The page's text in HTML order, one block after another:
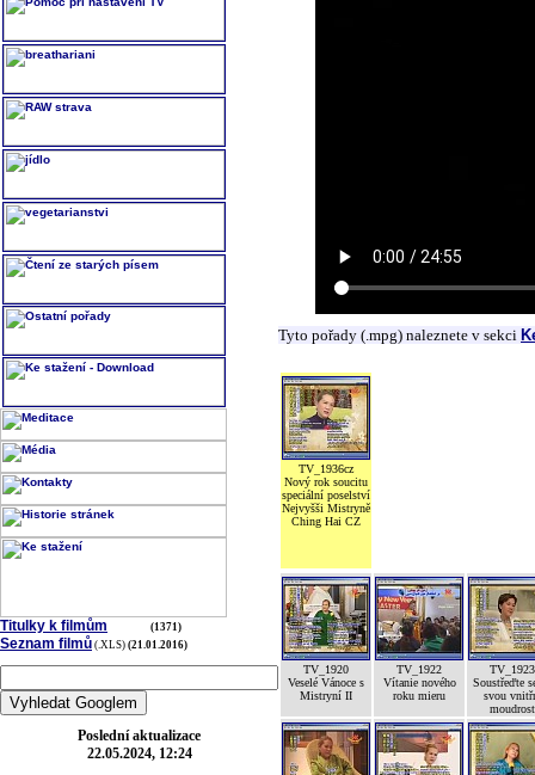
Titulky k filmům (1371)
Seznam filmů (.XLS) (21.01.2016)
Poslední aktualizace
22.05.2024, 12:24
Tyto pořady (.mpg) naleznete v sekci
TV_1936cz
Nový rok soucitu
speciální poselství
Nejvyšši Mistryně
Ching Hai CZ
TV_1920
Veselé Vánoce s
Mistryní II
TV_1922
Vítanie nového
roku mieru
TV_1923
Soustřeďte
svou
moudrost